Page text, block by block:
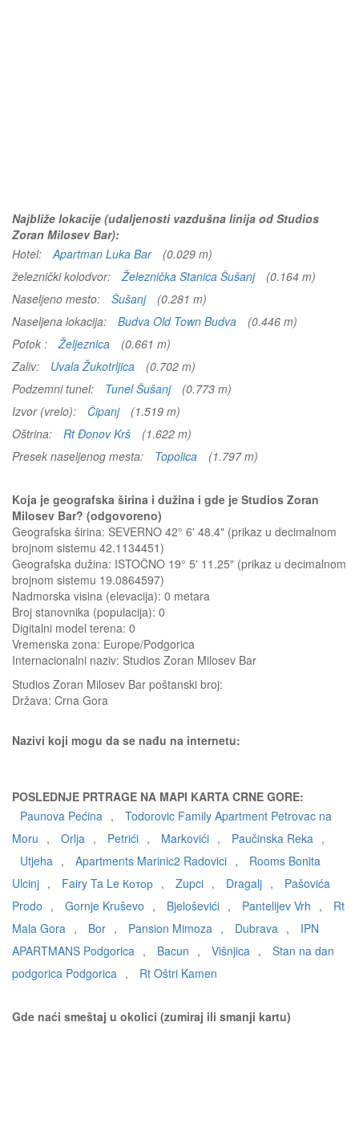
Najbliže lokacije (udaljenosti vazdušna linija od Studios
Zoran Milosev Bar):
Hotel:
Apartman Luka Bar
(0.029 m)
železnički kolodvor:
Železnička Stanica Šušanj
(0.164 m)
Naseljeno mesto:
Šušanj
(0.281 m)
Naseljena lokacija:
Budva Old Town Budva
(0.446 m)
Potok :
Željeznica
(0.661 m)
Zaliv:
Uvala Žukotrljica
(0.702 m)
Podzemni tunel:
Tunel Šušanj
(0.773 m)
Izvor (vrelo):
Čipanj
(1.519 m)
Oštrina:
Rt Đonov Krš
(1.622 m)
Presek naseljenog mesta:
Topolica (1.797 m)
Koja je geografska širina i dužina i gde je Studios Zoran
Milosev Bar? (odgovoreno)
Geografska širina: SEVERNO 42° 6' 48.4" (prikaz u decimalnom
brojnom sistemu 42.1134451)
Geografska dužina: ISTOČNO 19° 5' 11.25" (prikaz u decimalnom
brojnom sistemu 19.0864597)
Nadmorska visina (elevacija): 0 metara
Broj stanovnika (populacija): 0
Digitalni model terena: 0
Vremenska zona: Europe/Podgorica
Internacionalni naziv: Studios Zoran Milosev Bar
Studios Zoran Milosev Bar poštanski broj:
Država: Crna Gora
Nazivi koji mogu da se nađu na internetu:
POSLEDNJE PRTRAGE NA MAPI KARTA CRNE GORE:
Paunova Pećina ,
Todorovic Family Apartment Petrovac na
Moru , Orlja , Petrići , Markovići , Paučinska Reka ,
Utjeha , Apartments Marinic2 Radovici ,
Rooms Bonita
Ulcinj , Fairy Ta Le Котор , Zupci , Dragalj ,
Pašovića
Prodo , Gornje Kruševo , Bjeloševići , Pantelijev Vrh ,
Rt
Mala Gora , Bor , Pansion Mimoza , Dubrava ,
IPN
APARTMANS Podgorica , Bacun , Višnjica ,
Stan na dan
podgorica Podgorica , Rt Oštri Kamen
Gde naći smeštaj u okolici (zumiraj ili smanji kartu)